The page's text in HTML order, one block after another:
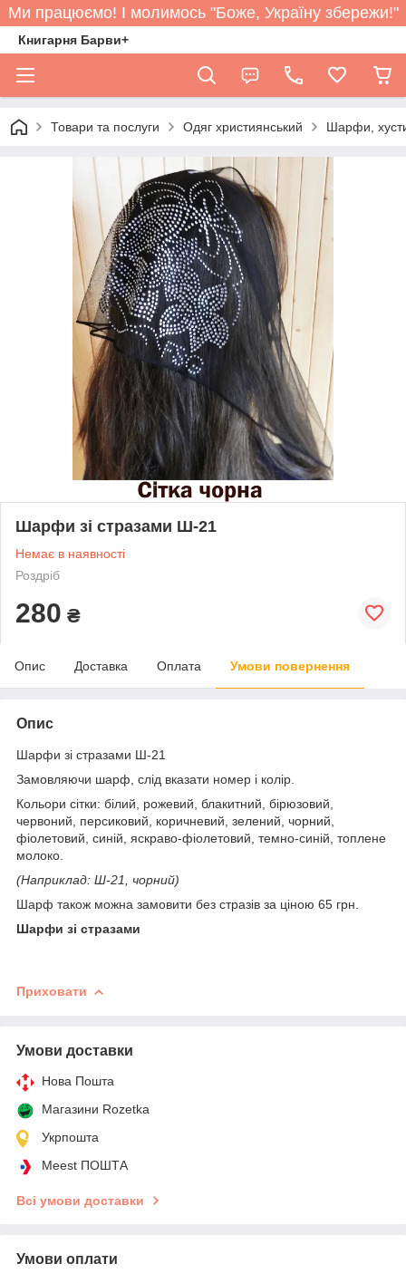
Ми працюємо! І молимось "Боже, Україну збережи!"
Книгарня Барви+
Товари та послуги Одяг християнський Шарфи,
Шарфи зі стразами Ш-21
Немає в наявності
Роздріб
280 ₴
Опис Доставка Оплата Умови повернення
Опис
Шарфи зі стразами Ш-21
Замовляючи шарф, слід вказати номер і колір.
Кольори сітки: білий, рожевий, блакитний, бірюзовий,
червоний, персиковий, коричневий, зелений, чорний,
фіолетовий, синій, яскраво-фіолетовий, темно-синій, топлене
молоко.
(Наприклад: Ш-21, чорний)
Шарф також можна замовити без стразів за ціною 65 грн.
Шарфи зі стразами
Приховати
Умови доставки
Нова Пошта
Магазини Rozetka
Укрпошта
Meest ПОШТА
Всі умови доставки
Умови оплати